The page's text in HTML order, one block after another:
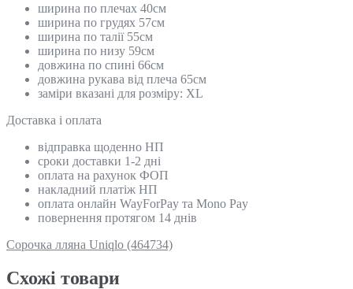
ширина по плечах 40см
ширина по грудях 57см
ширина по талії 55см
ширина по низу 59см
довжина по спині 66см
довжина рукава від плеча 65см
заміри вказані для розміру: XL
Доставка і оплата
відправка щоденно НП
сроки доставки 1-2 дні
оплата на рахунок ФОП
накладний платіж НП
оплата онлайн WayForPay та Mono Pay
повернення протягом 14 днів
Сорочка лляна Uniqlo (464734)
Схожi товари